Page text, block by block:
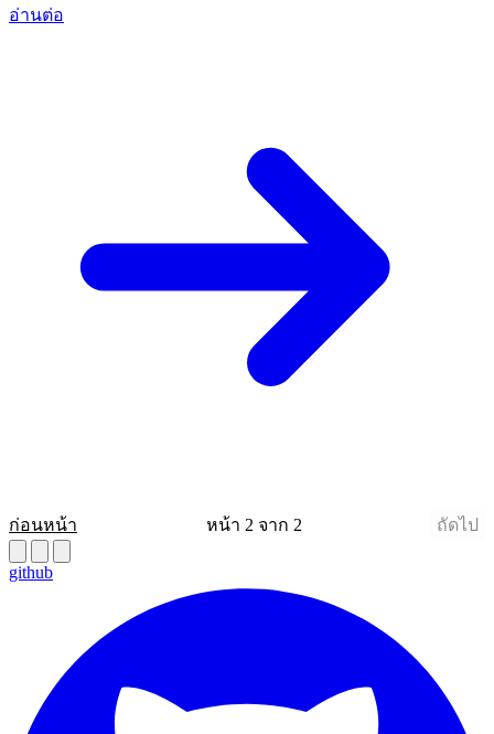
อ่านต่อ
ก่อนหน้า หน้า 2 จาก 2 ถัดไป
github